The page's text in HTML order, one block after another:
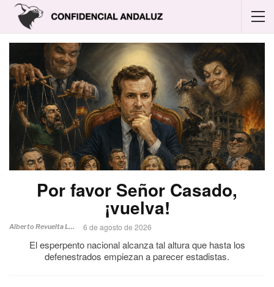
Por favor Señor Casado,
¡vuelva!
Alberto Revuelta Lucerga 6 de agosto de 2026
El esperpento nacional alcanza tal altura que hasta los
defenestrados empiezan a parecer estadistas.